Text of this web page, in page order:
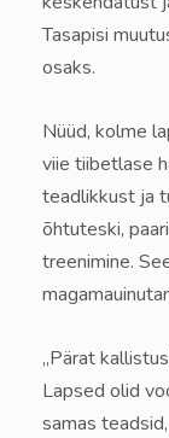
Tasapisi
osaks.
Nüüd, kolme
viie tiibetlase
teadlikkust ja
õhtuteski,
treenimine.
„Pärat
Lapsed olid
samas